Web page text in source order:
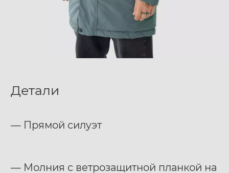
Детали
— Прямой силуэт
— Молния с ветрозащитной планкой на